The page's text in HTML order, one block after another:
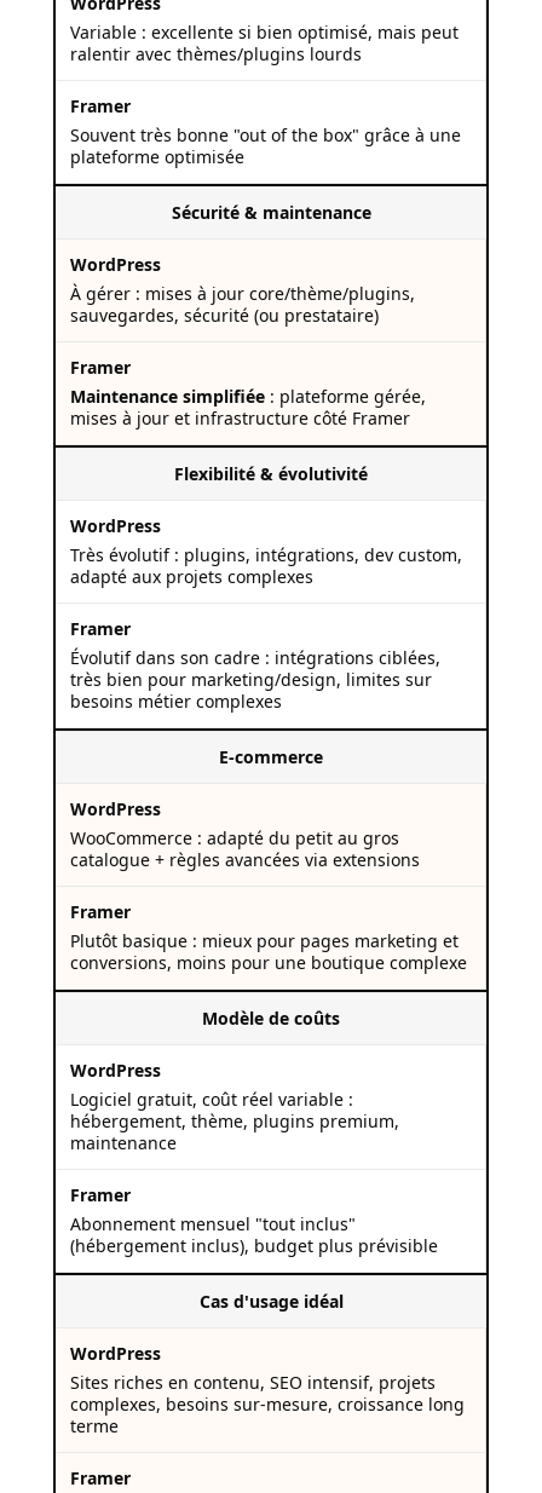
Variable : excellente si bien optimisé, mais peut
ralentir avec thèmes/plugins lourds
Souvent très bonne "out of the box" grâce à une
plateforme optimisée
Sécurité & maintenance
À gérer : mises à jour core/thème/plugins,
sauvegardes, sécurité (ou prestataire)
Maintenance simplifiée : plateforme gérée,
mises à jour et infrastructure côté Framer
Flexibilité & évolutivité
Très évolutif : plugins, intégrations, dev custom,
adapté aux projets complexes
Évolutif dans son cadre : intégrations ciblées,
très bien pour marketing/design, limites sur
besoins métier complexes
E-commerce
WooCommerce : adapté du petit au gros
catalogue + règles avancées via extensions
Plutôt basique : mieux pour pages marketing et
conversions, moins pour une boutique complexe
Modèle de coûts
Logiciel gratuit, coût réel variable :
hébergement, thème, plugins premium,
maintenance
Abonnement mensuel "tout inclus"
(hébergement inclus), budget plus prévisible
Cas d'usage idéal
Sites riches en contenu, SEO intensif, projets
complexes, besoins sur-mesure, croissance long
terme